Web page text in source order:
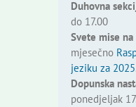
Duhovna
do 17.00
Svete mise
mjesečno
jeziku za
Dopunska
ponedjeljak